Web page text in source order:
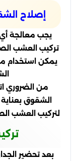
إصلاح
يجب معالجة
تركيب العشب
يمكن استخدام
من الضروري
الشقوق
لتركيب العشب
بعد تحضير